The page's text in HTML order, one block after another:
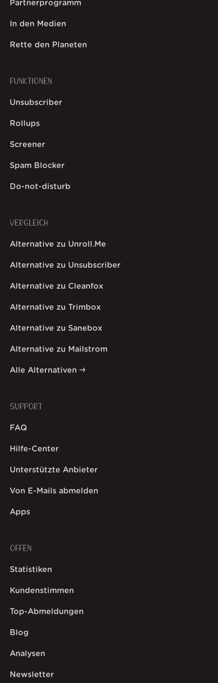
Partnerprogramm
In den Medien
Rette den Planeten
FUNKTIONEN
Unsubscriber
Rollups
Screener
Spam Blocker
Do-not-disturb
VERGLEICH
Alternative zu Unroll.Me
Alternative zu Unsubscriber
Alternative zu Cleanfox
Alternative zu Trimbox
Alternative zu Sanebox
Alternative zu Mailstrom
Alle Alternativen
SUPPORT
FAQ
Hilfe-Center
Unterstützte Anbieter
Von E-Mails abmelden
Apps
OFFEN
Statistiken
Kundenstimmen
Top-Abmeldungen
Blog
Analysen
Newsletter